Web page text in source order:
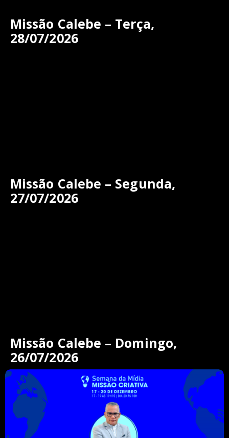
Missão Calebe – Terça,
28/07/2026
Missão Calebe – Segunda,
27/07/2026
Missão Calebe – Domingo,
26/07/2026